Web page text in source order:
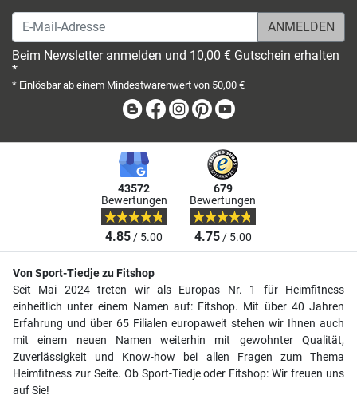
E-Mail-Adresse
Beim Newsletter anmelden und 10,00 € Gutschein erhalten
*
* Einlösbar ab einem Mindestwarenwert von 50,00 €
BlogFacebook
Instagram
Pinterest
43572
Bewertungen
4.85/ 5.00
679
Bewertungen
4.75/ 5.00
Von Sport-Tiedje zu Fitshop
Seit Mai 2024 treten wir als Europas Nr. 1 für Heimfitness
einheitlich unter einem Namen auf: Fitshop. Mit über 40 Jahren
Erfahrung und über 65 Filialen europaweit stehen wir Ihnen auch
mit einem neuen Namen weiterhin mit gewohnter Qualität,
Zuverlässigkeit und Know-how bei allen Fragen zum Thema
Heimfitness zur Seite. Ob Sport-Tiedje oder Fitshop: Wir freuen uns
auf Sie!